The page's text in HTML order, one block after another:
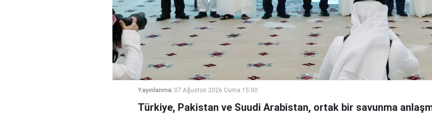
Yayınlanma: 07 Ağustos 2026 Cuma 15:00
Türkiye, Pakistan ve Suudi Arabistan, ortak bir savunma